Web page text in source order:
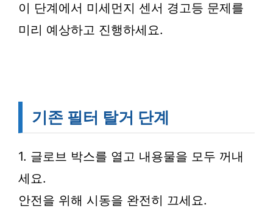
이 단계에서 미세먼지 센서 경고등 문제를
미리 예상하고 진행하세요.
기존 필터 탈거 단계
1. 글로브 박스를 열고 내용물을 모두 꺼내
세요.
안전을 위해 시동을 완전히 끄세요.